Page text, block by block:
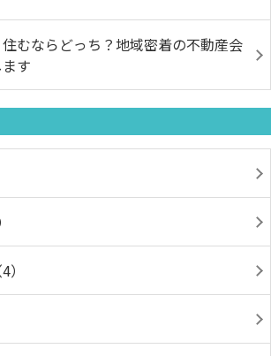
むならどっち？地域密着の不動産会
す